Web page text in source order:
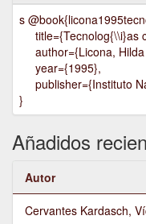
s
title={Tecnolog{\\i}as
author={Licona, Hilda
year={1995},
publisher={Instituto
}
Añadidos
Autor
Cervantes Kardasch,